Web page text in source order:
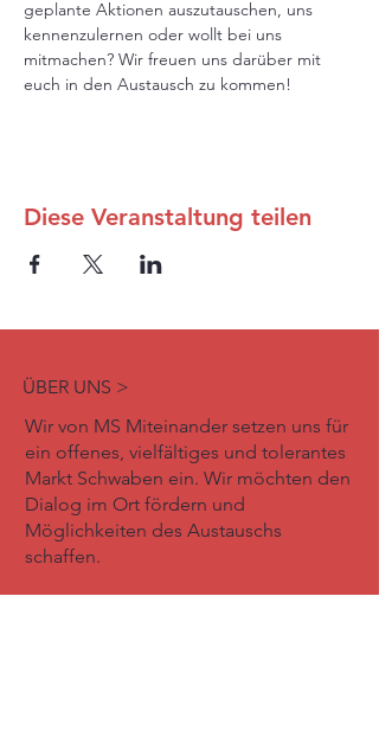
geplante Aktionen auszutauschen, uns
kennenzulernen oder wollt bei uns
mitmachen? Wir freuen uns darüber mit
euch in den Austausch zu kommen!
Diese Veranstaltung teilen
ÜBER UNS >
Wir von MS Miteinander setzen uns für
ein offenes, vielfältiges und tolerantes
Markt Schwaben ein. Wir möchten den
Dialog im Ort fördern und
Möglichkeiten des Austauschs
schaffen.